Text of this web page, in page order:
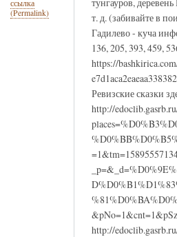
ссылка
(Permalink)
т. д. (забивайте в
Гадилево - куча
136, 205, 393, 459,
https://
Ревизские сказки
http://
http://